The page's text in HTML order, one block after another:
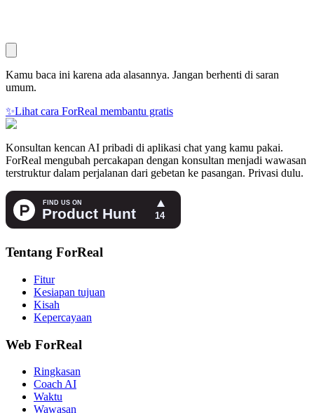
Kamu baca ini karena ada alasannya. Jangan berhenti di saran
umum.
✨Lihat cara ForReal membantu gratis
Konsultan kencan AI pribadi di aplikasi chat yang kamu pakai.
ForReal mengubah percakapan dengan konsultan menjadi wawasan
terstruktur dalam perjalanan dari gebetan ke pasangan. Privasi dulu.
Tentang ForReal
Fitur
Kesiapan tujuan
Kisah
Kepercayaan
Web ForReal
Ringkasan
Coach AI
Waktu
Wawasan